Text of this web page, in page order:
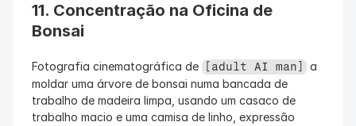
11. Concentração na Oficina de
Bonsai
Fotografia cinematográfica de [adult AI man] a
moldar uma árvore de bonsai numa bancada de
trabalho de madeira limpa, usando um casaco de
trabalho macio e uma camisa de linho, expressão